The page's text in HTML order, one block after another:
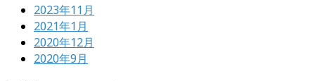
2023年11月
2021年1月
2020年12月
2020年9月